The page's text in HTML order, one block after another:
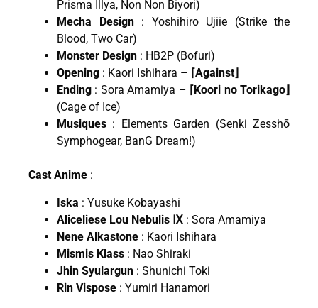
Prisma Illya, Non Non Biyori)
Mecha Design: Yoshihiro Ujiie (Strike the
Blood, Two Car)
Monster Design : HB2P (Bofuri)
Opening : Kaori Ishihara – ⌈Against⌋
Ending : Sora Amamiya – ⌈Koori no Torikago⌋
(Cage of Ice)
Musiques : Elements Garden (Senki Zesshō
Symphogear, BanG Dream!)
Cast Anime :
Iska : Yusuke Kobayashi
Aliceliese Lou Nebulis Ⅸ : Sora Amamiya
Nene Alkastone : Kaori Ishihara
Mismis Klass : Nao Shiraki
Jhin Syulargun : Shunichi Toki
Rin Vispose : Yumiri Hanamori